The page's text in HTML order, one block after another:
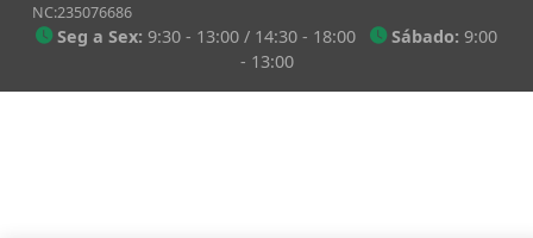
NC:235076686
Seg a Sex: 9:30 - 13:00 / 14:30 - 18:00 Sábado: 9:00
- 13:00